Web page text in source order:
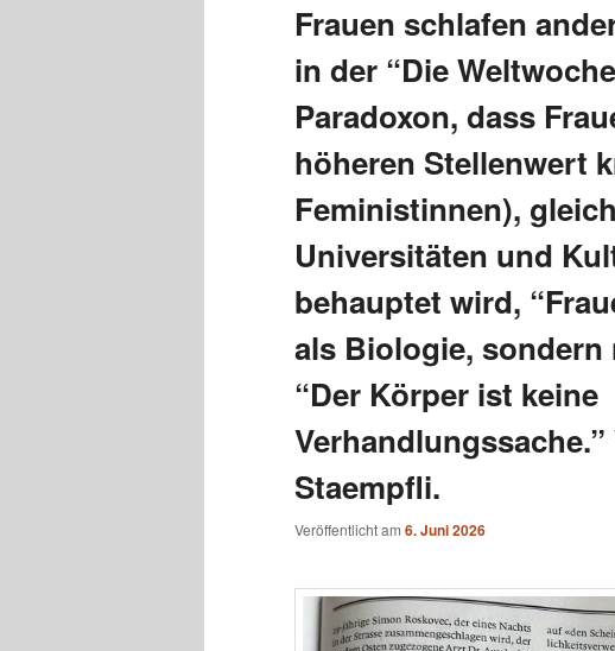
Frauen schlafen
in der “Die
Paradoxon, dass
höheren Stellenwert
Feministinnen),
Universitäten und
behauptet wird,
als Biologie, sondern
“Der Körper ist keine
Staempfli.
Veröffentlicht am 6. Juni 2026